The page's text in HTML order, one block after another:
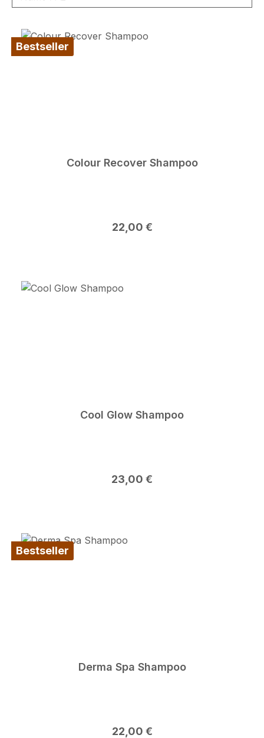
Bestseller
Colour Recover Shampoo
Regulärer Preis:
22,00 €
Cool Glow Shampoo
Regulärer Preis:
23,00 €
Bestseller
Derma Spa Shampoo
Regulärer Preis:
22,00 €